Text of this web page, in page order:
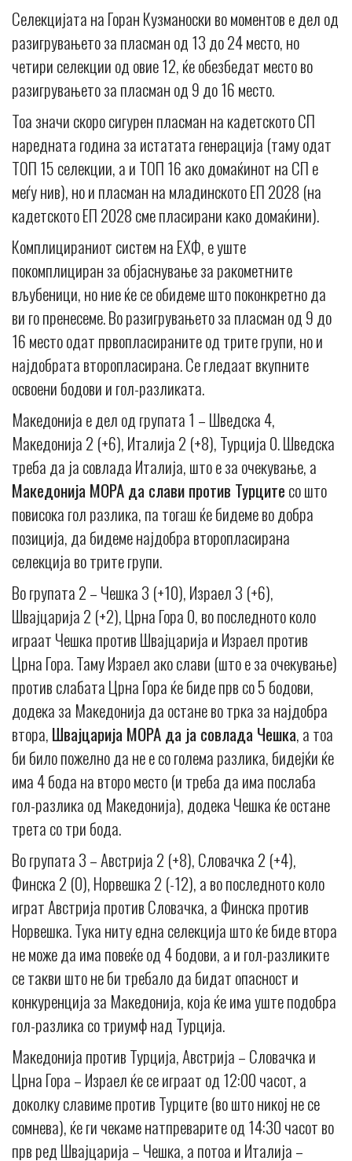
Селекцијата на Горан Кузманоски во моментов е дел од
разигрувањето за пласман од 13 до 24 место, но
четири селекции од овие 12, ќе обезбедат место во
разигрувањето за пласман од 9 до 16 место.
Тоа значи скоро сигурен пласман на кадетското СП
наредната година за истатата генерација (таму одат
ТОП 15 селекции, а и ТОП 16 ако домаќинот на СП е
меѓу нив), но и пласман на младинското ЕП 2028 (на
кадетското ЕП 2028 сме пласирани како домаќини).
Комплицираниот систем на ЕХФ, е уште
покомплициран за објаснување за ракометните
вљубеници, но ние ќе се обидеме што поконкретно да
ви го пренесеме. Во разигрувањето за пласман од 9 до
16 место одат првопласираните од трите групи, но и
најдобрата второпласирана. Се гледаат вкупните
освоени бодови и гол-разликата.
Македонија е дел од групата 1 – Шведска 4,
Македонија 2 (+6), Италија 2 (+8), Турција 0. Шведска
треба да ја совлада Италија, што е за очекување, а
Македонија МОРА да слави против Турцитесо што
повисока гол разлика, па тогаш ќе бидеме во добра
позиција, да бидеме најдобра второпласирана
селекција во трите групи.
Во групата 2 – Чешка 3 (+10), Израел 3 (+6),
Швајцарија 2 (+2), Црна Гора 0, во последното коло
играат Чешка против Швајцарија и Израел против
Црна Гора. Таму Израел ако слави (што е за очекување)
против слабата Црна Гора ќе биде прв со 5 бодови,
додека за Македонија да остане во трка за најдобра
втора,Швајцарија МОРА да ја совлада Чешка, а тоа
би било пожелно да не е со голема разлика, бидејќи ќе
има 4 бода на второ место (и треба да има послаба
гол-разлика од Македонија), додека Чешка ќе остане
трета со три бода.
Во групата 3 – Австрија 2 (+8), Словачка 2 (+4),
Финска 2 (0), Норвешка 2 (-12), а во последното коло
играт Австрија против Словачка, а Финска против
Норвешка. Тука ниту една селекција што ќе биде втора
не може да има повеќе од 4 бодови, а и гол-разликите
се такви што не би требало да бидат опасност и
конкуренција за Македонија, која ќе има уште подобра
гол-разлика со триумф над Турција.
Македонија против Турција, Австрија – Словачка и
Црна Гора – Израел ќе се играат од 12:00 часот, а
доколку славиме против Турците (во што никој не се
сомнева), ќе ги чекаме натпреварите од 14:30 часот во
прв ред Швајцарија – Чешка, а потоа и Италија –